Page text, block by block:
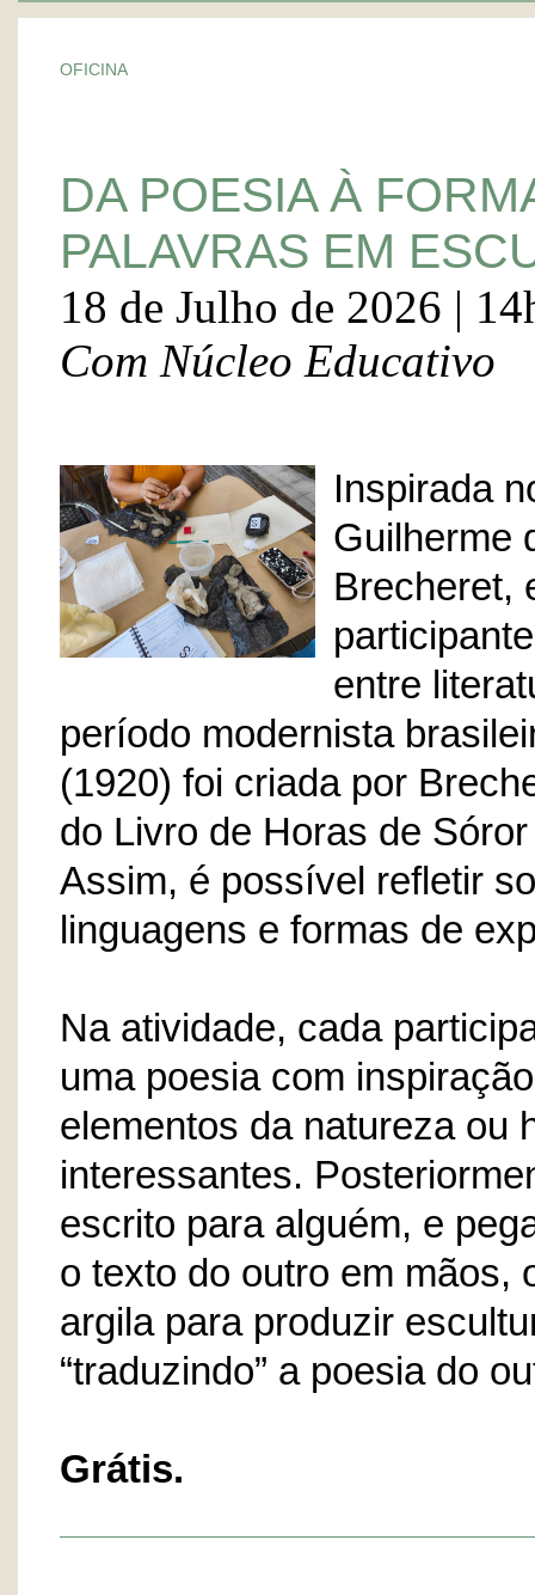
OFICINA
DA POESIA À
PALAVRAS EM
18 de Julho de 2026 |
Com Núcleo Educativo
Inspirada
Guilherme
Brecheret,
entre
período modernista
(1920) foi criada por
do Livro de Horas de
Assim, é possível refletir
linguagens e formas de
Na atividade, cada
uma poesia com
elementos da natureza ou
interessantes.
escrito para alguém, e
o texto do outro em mãos,
argila para produzir
“traduzindo” a poesia do
Grátis.